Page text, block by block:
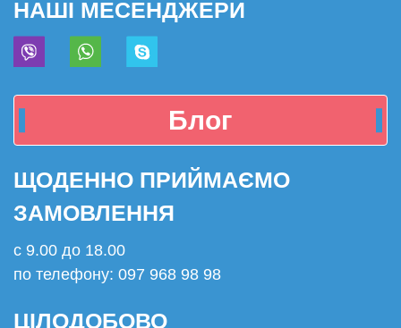
НАШІ МЕСЕНДЖЕРИ
Блог
ЩОДЕННО ПРИЙМАЄМО
ЗАМОВЛЕННЯ
с 9.00 до 18.00
по телефону: 097 968 98 98
ЦІЛОДОБОВО